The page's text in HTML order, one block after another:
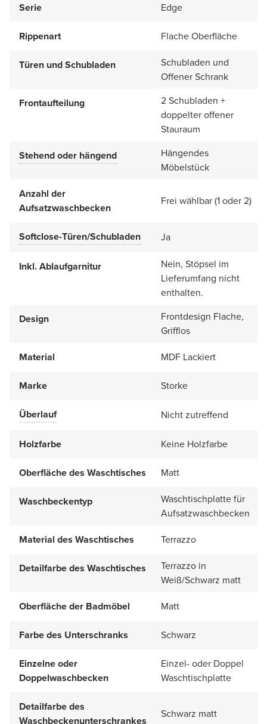
Serie
Edge
Rippenart Flache Oberfläche
Türen und Schubladen
Schubladen und
Offener Schrank
Frontaufteilung
2 Schubladen +
doppelter offener
Stauraum
Stehend oder hängend
Hängendes
Möbelstück
Anzahl der
Aufsatzwaschbecken
Frei wählbar (1 oder 2)
Softclose-Türen/Schubladen Ja
Inkl. Ablaufgarnitur
Nein, Stöpsel im
Lieferumfang nicht
enthalten.
Design
Frontdesign Flache,
Grifflos
Material
MDF Lackiert
Marke Storke
Überlauf Nicht zutreffend
Holzfarbe Keine Holzfarbe
Oberfläche des Waschtisches Matt
Waschbeckentyp
Waschtischplatte für
Aufsatzwaschbecken
Material des Waschtisches
Terrazzo
Detailfarbe des Waschtisches
Terrazzo in
Weiß/Schwarz matt
Oberfläche der Badmöbel
Matt
Farbe des Unterschranks Schwarz
Einzelne oder
Doppelwaschbecken
Einzel- oder Doppel
Waschtischplatte
Detailfarbe des
Waschbeckenunterschrankes
Schwarz matt